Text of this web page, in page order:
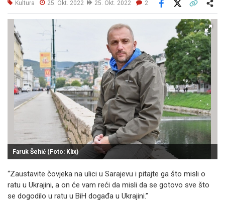
Kultura 25. Okt. 2022 25. Okt. 2022 2
Facebook
Faruk Šehić (Foto: Klix)
“Zaustavite čovjeka na ulici u Sarajevu i pitajte ga što misli o
ratu u Ukrajini, a on će vam reći da misli da se gotovo sve što
se dogodilo u ratu u BiH događa u Ukrajini.”